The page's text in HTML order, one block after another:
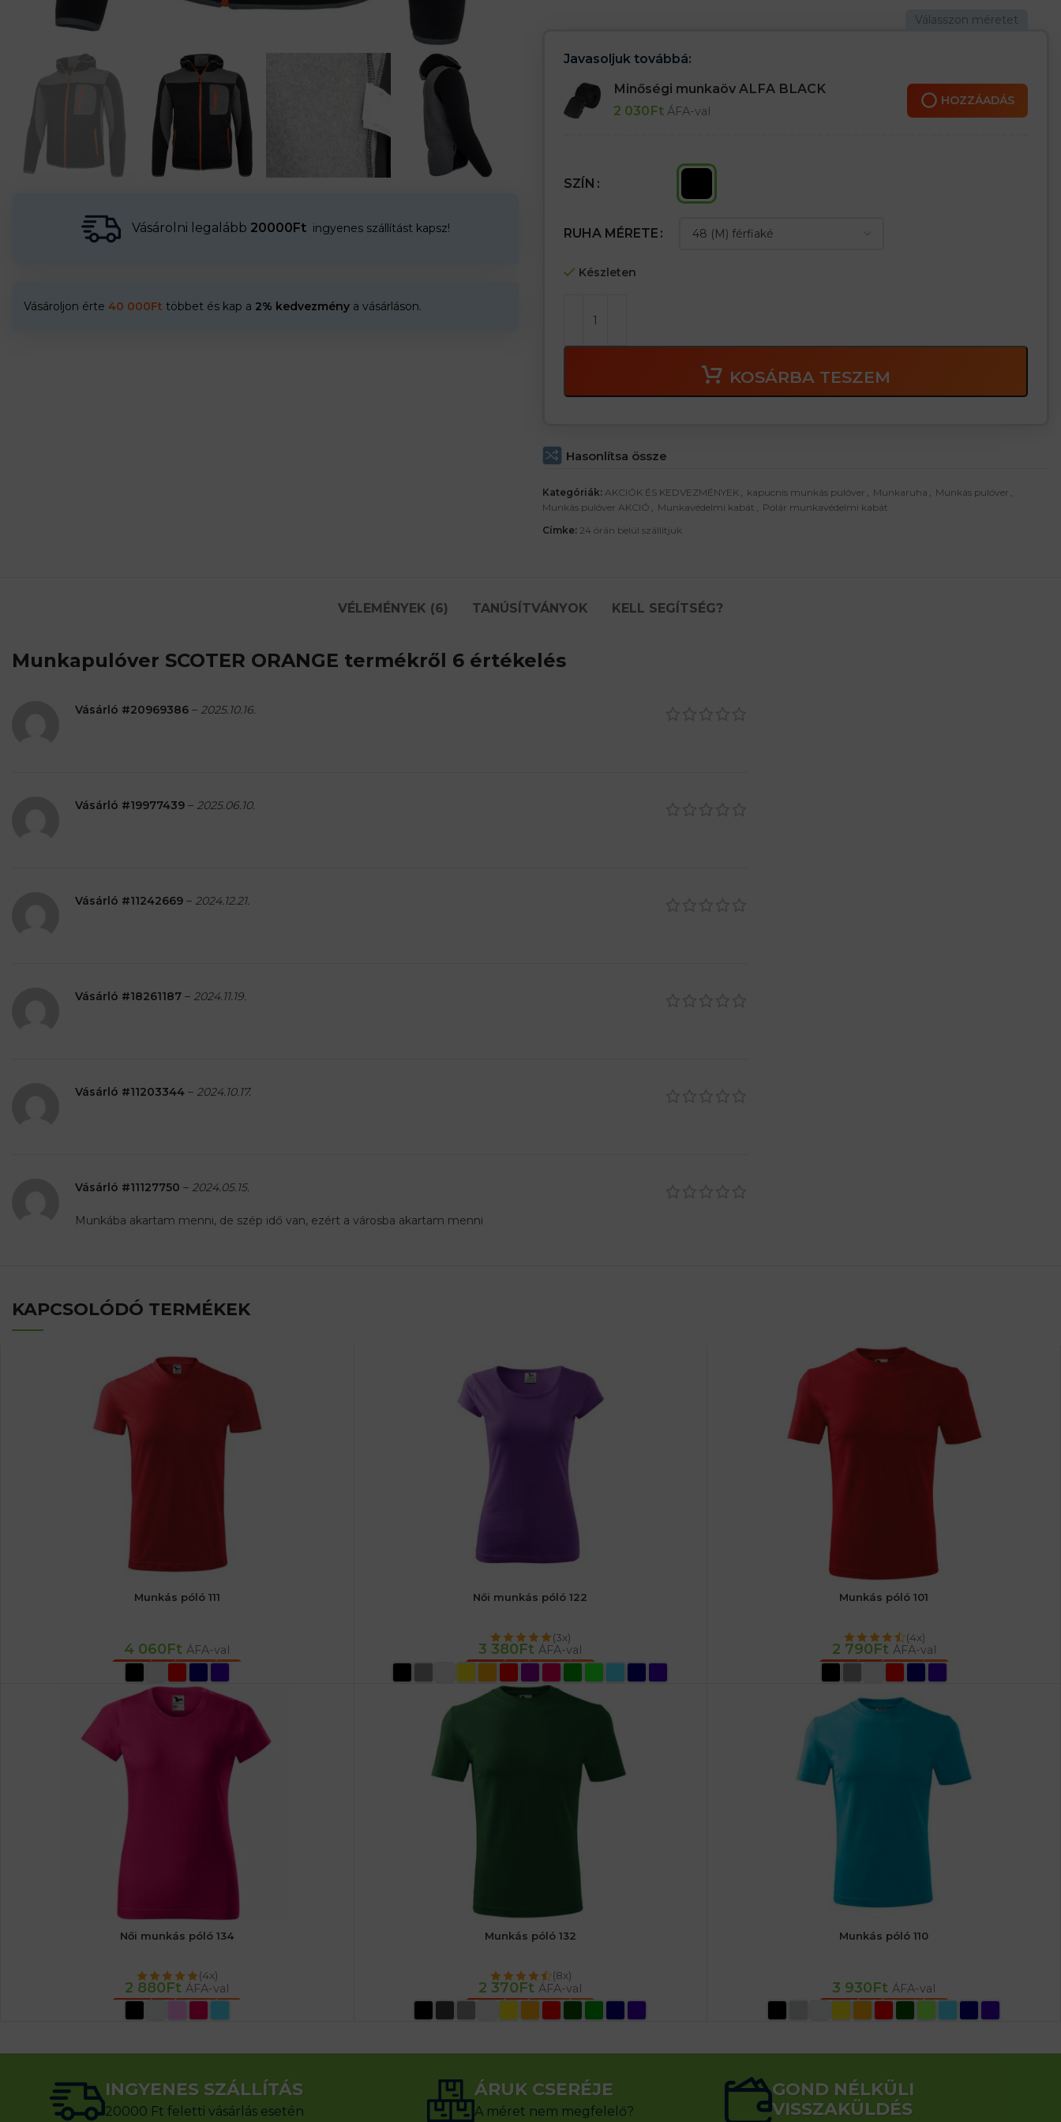
Vásárolni legalább 20000Ft ingyenes szállítást kapsz!
Vásároljon érte 40 000Ft többet és kap a 2% kedvezmény a vásárláson.
– A pulóver alsó része, az ujjak és a kapucni szegélyekkel vannak befejezve
– Modern dizájn
Javasoljuk továbbá:
Minőségi munkaöv ALFA BLACK
2 030Ft ÁFA-val
HOZZÁADÁS
SZÍN
RUHA MÉRETE
Készleten
KOSÁRBA TESZEM
Hasonlítsa össze
Kategóriák: AKCIÓK ÉS KEDVEZMÉNYEK , kapucnis munkás pulóver , Munkaruha , Munkás pulóver ,
Munkás pulóver AKCIÓ , Munkavédelmi kabát , Polár munkavédelmi kabát
Címke: 24 órán belül szállítjuk
VÉLEMÉNYEK (6) TANÚSÍTVÁNYOK KELL SEGÍTSÉG?
Munkapulóver SCOTER ORANGE termékről 6 értékelés
Vásárló #20969386 – 2025.10.16.
Vásárló #19977439 – 2025.06.10.
Vásárló #11242669 – 2024.12.21.
Vásárló #18261187 – 2024.11.19.
Vásárló #11203344 – 2024.10.17.
Vásárló #11127750 – 2024.05.15.
Munkába akartam menni, de szép idő van, ezért a városba akartam menni
KAPCSOLÓDÓ TERMÉKEK
Munkás póló 111
4 060Ft ÁFA-val
OPCIÓK VÁLASZTÁSA
Női munkás póló 122
(3x)
3 380Ft ÁFA-val
OPCIÓK VÁLASZTÁSA
Munkás póló 101
(4x)
2 790Ft ÁFA-val
OPCIÓK VÁLASZTÁSA
Női munkás póló 134
(4x)
2 880Ft ÁFA-val
OPCIÓK VÁLASZTÁSA
Munkás póló 132
(8x)
2 370Ft ÁFA-val
OPCIÓK VÁLASZTÁSA
Munkás póló 110
3 930Ft ÁFA-val
OPCIÓK VÁLASZTÁSA
INGYENES SZÁLLÍTÁS
20000 Ft feletti vásárlás esetén
ÁRUK CSERÉJE
A méret nem megfelelő?
GOND NÉLKÜLI
VISSZAKÜLDÉS